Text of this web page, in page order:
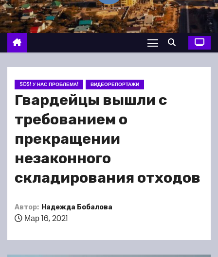
о
м
у
SOS! У НАС ПРОБЛЕМА! ВИДЕОРЕПОРТАЖИ
Гвардейцы вышли с
требованием о
прекращении
незаконного
складирования отходов
Автор: Надежда Бобалова
Мар 16, 2021